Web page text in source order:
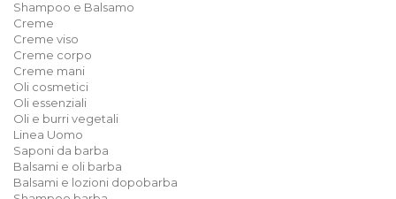
Shampoo e Balsamo
Creme
Creme viso
Creme corpo
Creme mani
Oli cosmetici
Oli essenziali
Oli e burri vegetali
Linea Uomo
Saponi da barba
Balsami e oli barba
Balsami e lozioni dopobarba